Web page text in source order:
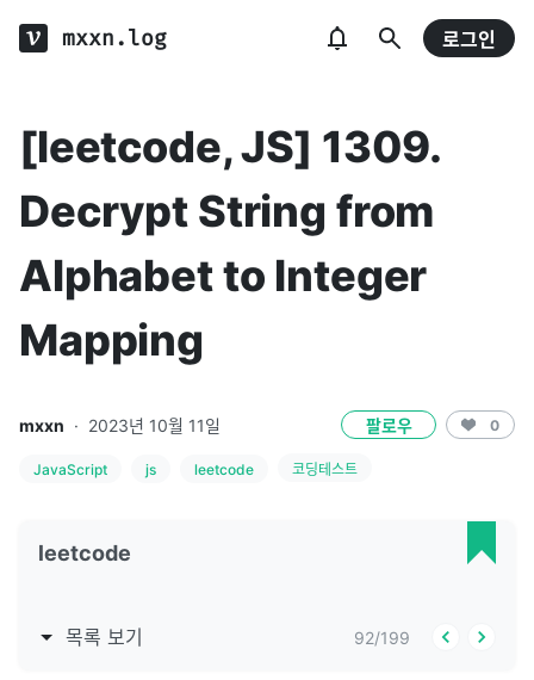
mxxn.log 로그인
[leetcode, JS] 1309.
Decrypt String from
Alphabet to Integer
Mapping
mxxn · 2023년 10월 11일 팔로우 0
JavaScript js leetcode 코딩테스트
leetcode
목록 보기 92/199